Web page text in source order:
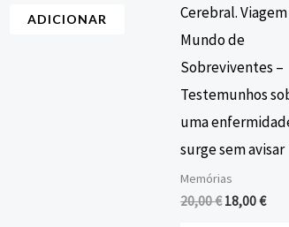
ADICIONAR
Cerebral.
Mundo de
Sobreviventes –
Testemunhos
uma
surge sem avisar
Memórias
20,00€ 18,00€